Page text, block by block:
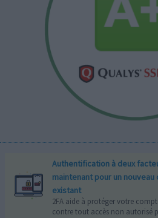
Authentification à deux
maintenant pour un
existant
2FA aide à protéger votre
contre tout accès non autorisé